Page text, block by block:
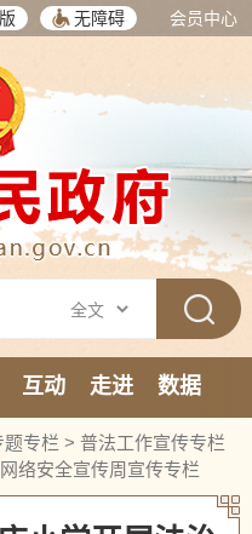
无障碍 会员中心
互动 走进
数据
题专栏 > 普法工作宣传专栏
络安全宣传周宣传专栏